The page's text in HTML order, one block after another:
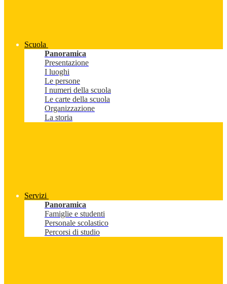
Scuola
Panoramica
Presentazione
I luoghi
Le persone
I numeri della scuola
Le carte della scuola
Organizzazione
La storia
Servizi
Panoramica
Famiglie e studenti
Personale scolastico
Percorsi di studio